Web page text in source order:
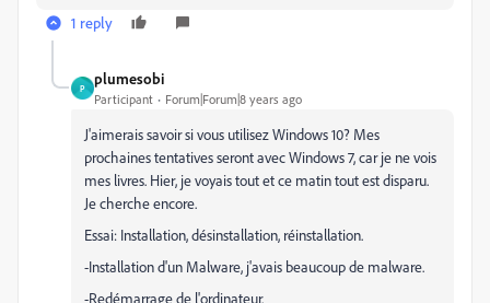
1 reply
P
plumesobi
Participant Forum|Forum|8 years ago
J'aimerais savoir si vous utilisez Windows 10? Mes
prochaines tentatives seront avec Windows 7, car je ne vois
mes livres. Hier, je voyais tout et ce matin tout est disparu.
Je cherche encore.
Essai: Installation, désinstallation, réinstallation.
-Installation d'un Malware, j'avais beaucoup de malware.
-Redémarrage de l'ordinateur.